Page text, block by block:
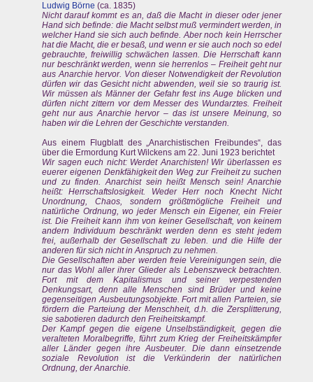
Ludwig Börne (ca. 1835)
Nicht darauf kommt es an, daß die Macht in dieser oder jener
Hand sich befinde: die Macht selbst muß vermindert werden, in
welcher Hand sie sich auch befinde. Aber noch kein Herrscher
hat die Macht, die er besaß, und wenn er sie auch noch so edel
gebrauchte, freiwillig schwächen lassen. Die Herrschaft kann
nur beschränkt werden, wenn sie herrenlos – Freiheit geht nur
aus Anarchie hervor. Von dieser Notwendigkeit der Revolution
dürfen wir das Gesicht nicht abwenden, weil sie so traurig ist.
Wir müssen als Männer der Gefahr fest ins Auge blicken und
dürfen nicht zittern vor dem Messer des Wundarztes. Freiheit
geht nur aus Anarchie hervor – das ist unsere Meinung, so
haben wir die Lehren der Geschichte verstanden.
Aus einem Flugblatt des „Anarchistischen Freibundes“, das
über die Ermordung Kurt Wilckens am 22. Juni 1923 berichtet
Wir sagen euch nicht: Werdet Anarchisten! Wir überlassen es
euerer eigenen Denkfähigkeit den Weg zur Freiheit zu suchen
und zu finden. Anarchist sein heißt Mensch sein! Anarchie
heißt: Herrschaftslosigkeit. Weder Herr noch Knecht Nicht
Unordnung, Chaos, sondern größtmögliche Freiheit und
natürliche Ordnung, wo jeder Mensch ein Eigener, ein Freier
ist. Die Freiheit kann ihm von keiner Gesellschaft, von keinem
andern Individuum beschränkt werden denn es steht jedem
frei, außerhalb der Gesellschaft zu leben. und die Hilfe der
anderen für sich nicht in Anspruch zu nehmen.
Die Gesellschaften aber werden freie Vereinigungen sein, die
nur das Wohl aller ihrer Glieder als Lebenszweck betrachten.
Fort mit dem Kapitalismus und seiner verpestenden
Denkungsart, denn alle Menschen sind Brüder und keine
gegenseitigen Ausbeutungsobjekte. Fort mit allen Parteien, sie
fördern die Parteiung der Menschheit, d.h. die Zersplitterung,
sie sabotieren dadurch den Freiheitskampf.
Der Kampf gegen die eigene Unselbständigkeit, gegen die
veralteten Moralbegriffe, führt zum Krieg der Freiheitskämpfer
aller Länder gegen ihre Ausbeuter. Die dann einsetzende
soziale Revolution ist die Verkünderin der natürlichen
Ordnung, der Anarchie.